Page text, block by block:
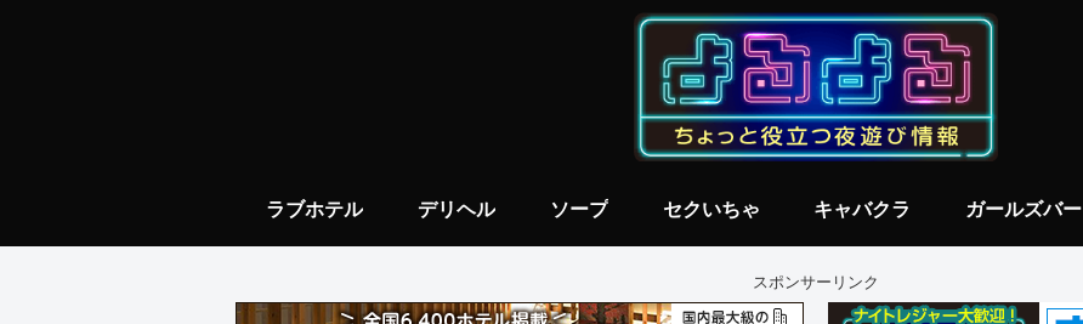
ラブホテル デリヘル ソープ セクいちゃ キャバクラ ガールズバー
スポンサーリンク